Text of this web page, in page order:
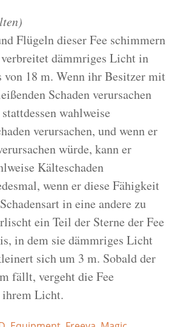
Flügeln dieser Fee schimmern
dämmriges Licht in
von 18 m. Wenn ihr Besitzer mit
Schaden verursachen
wahlweise
verursachen, und wenn er
würde, kann er
Kälteschaden
wenn er diese Fähigkeit
in eine andere zu
ein Teil der Sterne der Fee
in dem sie dämmriges Licht
sich um 3 m. Sobald der
fällt, vergeht die Fee
Licht.